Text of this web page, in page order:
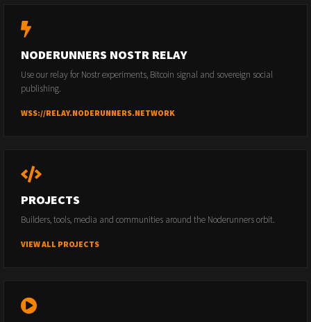
NODERUNNERS NOSTR RELAY
Use our relay for Nostr experiments, Bitcoin signal and sovereign social
publishing.
WSS://RELAY.NODERUNNERS.NETWORK
PROJECTS
Builders, tools, media and communities around the Noderunners orbit.
VIEW ALL PROJECTS